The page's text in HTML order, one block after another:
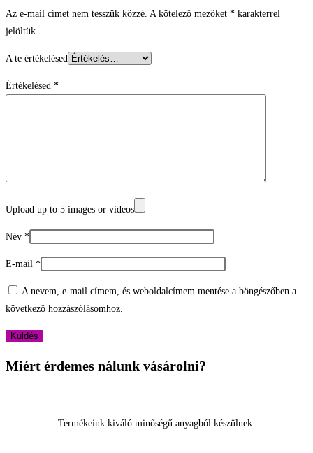
Az e-mail címet nem tesszük közzé. A kötelező mezőket * karakterrel
jelöltük
A te értékelésed
Értékelésed *
Upload up to 5 images or videos
Név *
E-mail *
A nevem, e-mail címem, és weboldalcímem mentése a böngészőben a
következő hozzászólásomhoz.
Miért érdemes nálunk vásárolni?
Termékeink kiváló minőségű anyagból készülnek.